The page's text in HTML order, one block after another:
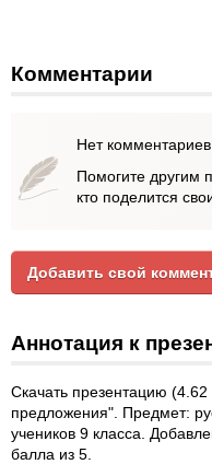
Комментарии
Нет
Помогите другим
кто поделится
Добавить свой
Аннотация к
Скачать презентацию
предложения". Предмет:
учеников 9 класса.
балла из 5.